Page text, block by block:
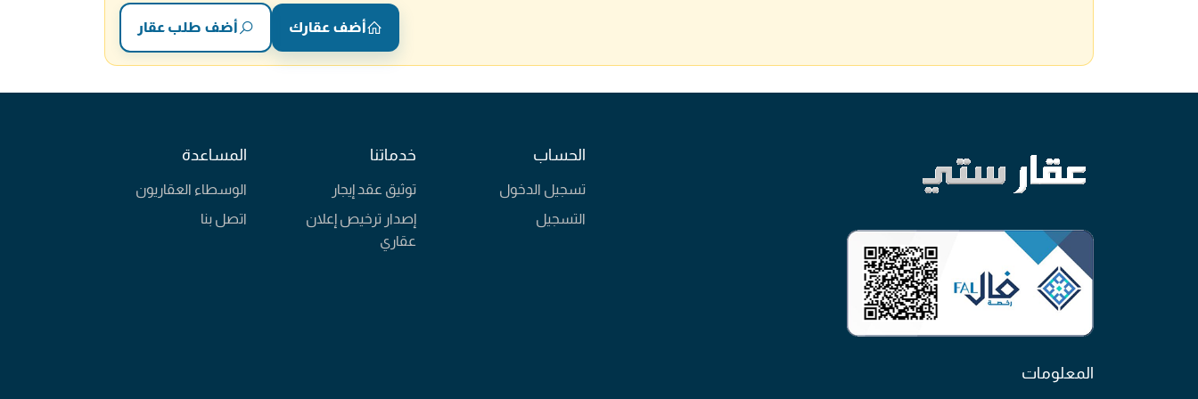
أضف عقارك أضف طلب عقار
الحساب
تسجيل الدخول
التسجيل
خدماتنا
توثيق عقد إيجار
إصدار ترخيص إعلان
عقاري
المساعدة
الوسطاء العقاريون
اتصل بنا
المعلومات